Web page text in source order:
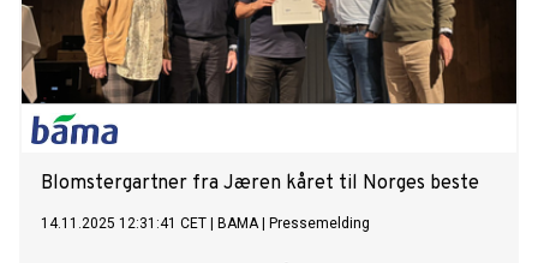
Blomstergartner fra Jæren kåret til Norges beste
14.11.2025 12:31:41 CET BAMA| Pressemelding